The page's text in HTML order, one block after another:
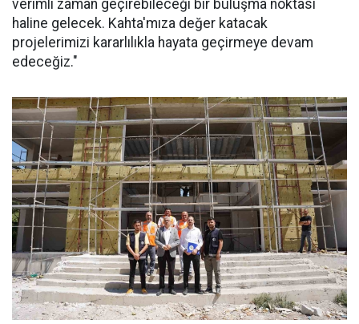
verimli zaman geçirebileceği bir buluşma noktası
haline gelecek. Kahta'mıza değer katacak
projelerimizi kararlılıkla hayata geçirmeye devam
edeceğiz."